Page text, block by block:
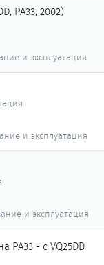
РА33, 2002)
и эксплуатация
и эксплуатация
и эксплуатация
PA33 - с VQ25DD